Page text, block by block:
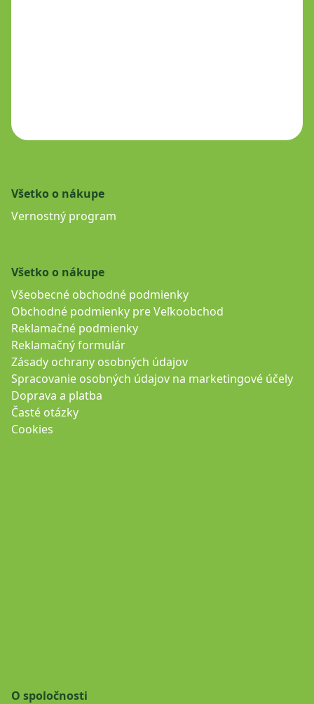
Všetko o nákupe
Vernostný program
Všetko o nákupe
Všeobecné obchodné podmienky
Obchodné podmienky pre Veľkoobchod
Reklamačné podmienky
Reklamačný formulár
Zásady ochrany osobných údajov
Spracovanie osobných údajov na marketingové účely
Doprava a platba
Časté otázky
Cookies
O spoločnosti